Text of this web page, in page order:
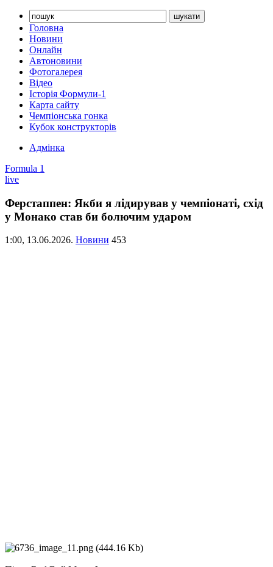
Головна
Новини
Онлайн
Автоновини
Фотогалерея
Відео
Історія Формули-1
Карта сайту
Чемпіонська гонка
Кубок конструкторів
Адмінка
Formula 1
live
Ферстаппен: Якби я лідирував у чемпіонаті, схід
у Монако став би болючим ударом
1:00, 13.06.2026. Новини 453